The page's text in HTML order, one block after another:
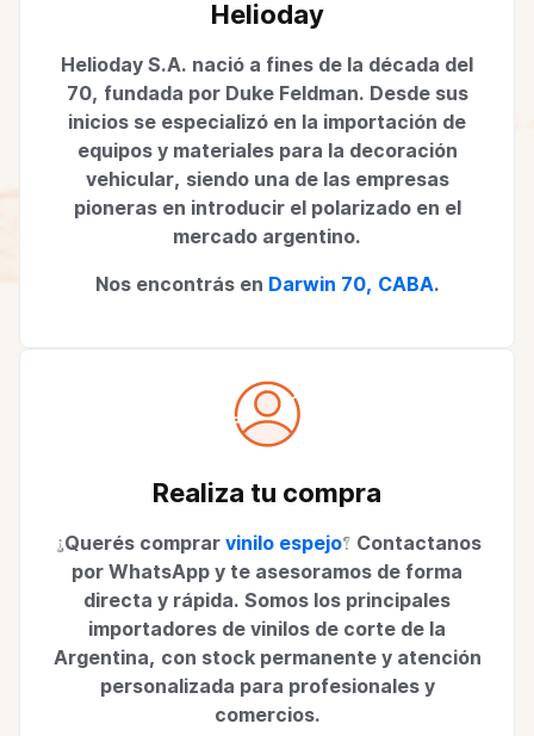
Helioday
Helioday S.A. nació a fines de la década del
70, fundada por Duke Feldman. Desde sus
inicios se especializó en la importación de
equipos y materiales para la decoración
vehicular, siendo una de las empresas
pioneras en introducir el polarizado en el
mercado argentino.
Nos encontrás en Darwin 70, CABA.
Realiza tu compra
¿Querés comprarvinilo espejo? Contactanos
por WhatsApp y te asesoramos de forma
directa y rápida. Somos los principales
importadores de vinilos de corte de la
Argentina, con stock permanente y atención
personalizada para profesionales y
comercios.